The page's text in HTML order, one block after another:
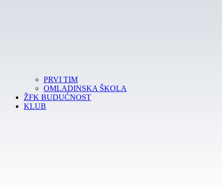
PRVI TIM
OMLADINSKA ŠKOLA
ŽFK BUDUĆNOST
KLUB